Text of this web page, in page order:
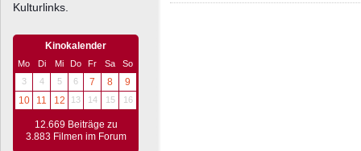
Kulturlinks.
Kinokalender
Mo Di Mi Do Fr Sa
So
3
4 5 6 7 8
9
10
11 12 13 14 15 16
12.669 Beiträge zu
3.883 Filmen im Forum